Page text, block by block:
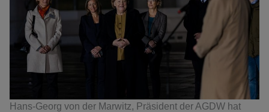
Hans-Georg von der Marwitz, Präsident der AGDW hat